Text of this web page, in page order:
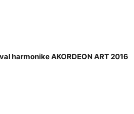
harmonike AKORDEON ART 2016